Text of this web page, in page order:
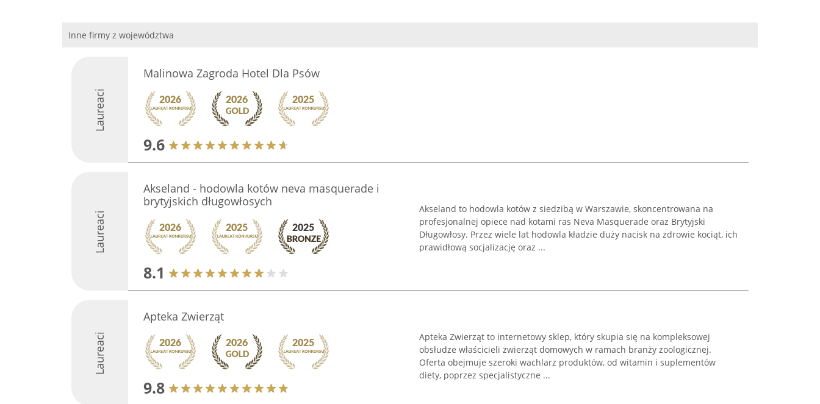
Inne firmy z województwa
Laureaci
Malinowa Zagroda Hotel Dla Psów
9.6
Laureaci
Akseland - hodowla kotów neva masquerade i
brytyjskich długowłosych
8.1
Akseland to hodowla kotów z siedzibą w Warszawie, skoncentrowana na
profesjonalnej opiece nad kotami ras Neva Masquerade oraz Brytyjski
Długowłosy. Przez wiele lat hodowla kładzie duży nacisk na zdrowie kociąt, ich
prawidłową socjalizację oraz ...
Laureaci
Apteka Zwierząt
9.8
Apteka Zwierząt to internetowy sklep, który skupia się na kompleksowej
obsłudze właścicieli zwierząt domowych w ramach branży zoologicznej.
Oferta obejmuje szeroki wachlarz produktów, od witamin i suplementów
diety, poprzez specjalistyczne ...